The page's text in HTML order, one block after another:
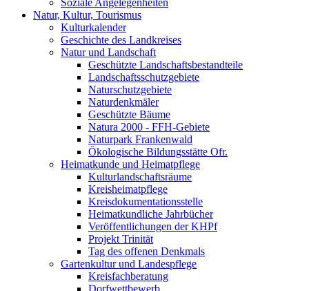
Soziale Angelegenheiten
Natur, Kultur, Tourismus
Kulturkalender
Geschichte des Landkreises
Natur und Landschaft
Geschützte Landschaftsbestandteile
Landschaftsschutzgebiete
Naturschutzgebiete
Naturdenkmäler
Geschützte Bäume
Natura 2000 - FFH-Gebiete
Naturpark Frankenwald
Ökologische Bildungsstätte Ofr.
Heimatkunde und Heimatpflege
Kulturlandschaftsräume
Kreisheimatpflege
Kreisdokumentationsstelle
Heimatkundliche Jahrbücher
Veröffentlichungen der KHPf
Projekt Trinität
Tag des offenen Denkmals
Gartenkultur und Landespflege
Kreisfachberatung
Dorfwettbewerb